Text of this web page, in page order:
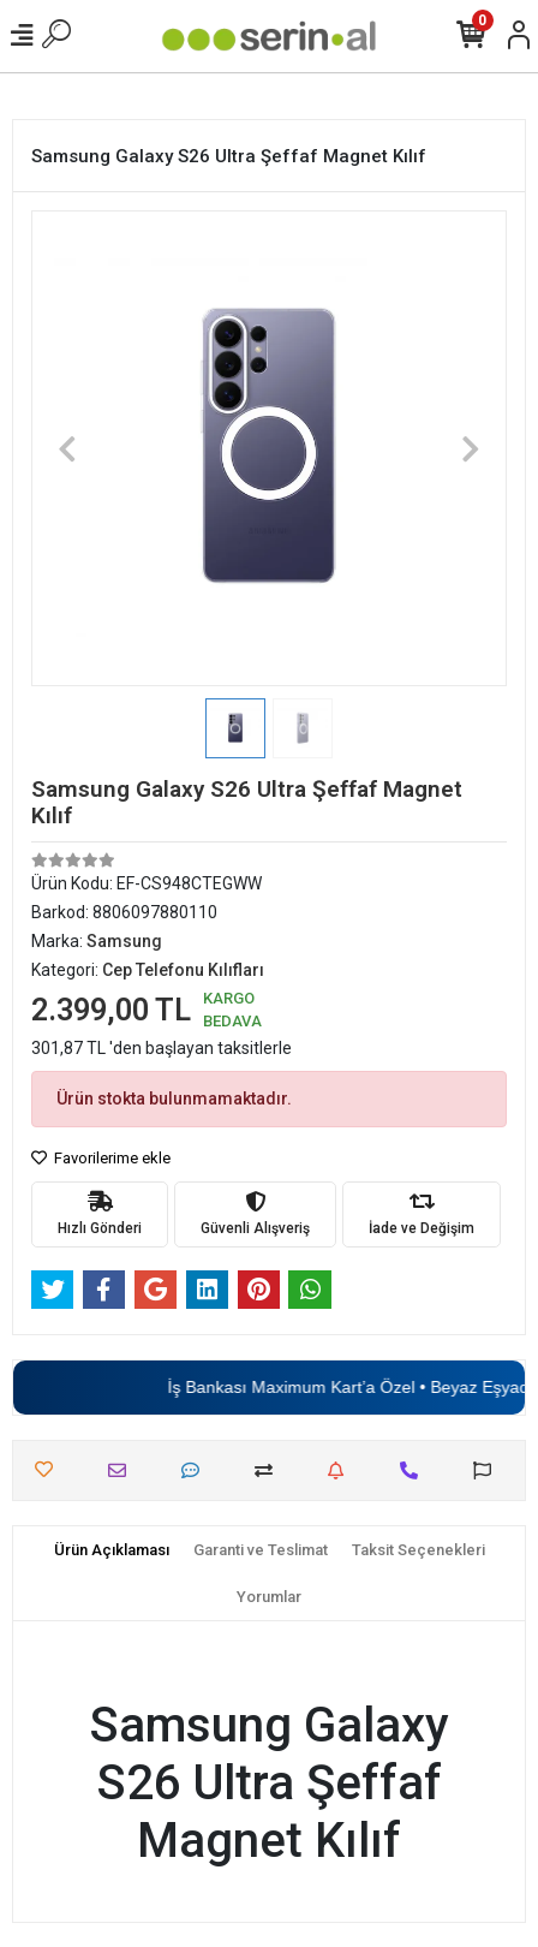
0
Samsung Galaxy S26 Ultra Şeffaf Magnet Kılıf
Samsung Galaxy S26 Ultra Şeffaf Magnet
Kılıf
Ürün Kodu: EF-CS948CTEGWW
Barkod: 8806097880110
Marka: Samsung
Kategori: Cep Telefonu Kılıfları
2.399,00 TL
KARGO
BEDAVA
301,87 TL 'den başlayan taksitlerle
Ürün stokta bulunmamaktadır.
Favorilerime ekle
Hızlı Gönderi Güvenli Alışveriş İade ve Değişim
İş Bankası Maximum Kart’a Özel • Beyaz Eşyada
Ürün Açıklaması Garanti ve Teslimat Taksit Seçenekleri
Yorumlar
Samsung Galaxy
S26 Ultra Şeffaf
Magnet Kılıf